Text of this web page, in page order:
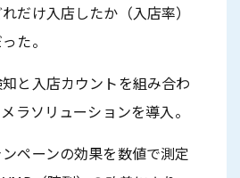
だけ入店したか（入店率）
た。
と入店カウントを組み合わ
ラソリューションを導入。
ペーンの効果を数値で測定